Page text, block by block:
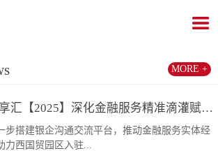
U+创享汇【2025】深化金融服务精准滴灌赋能发展...
步搭建银企沟通交流平台，推动金融服务实体经
力西国贸园区入驻...
MORE +